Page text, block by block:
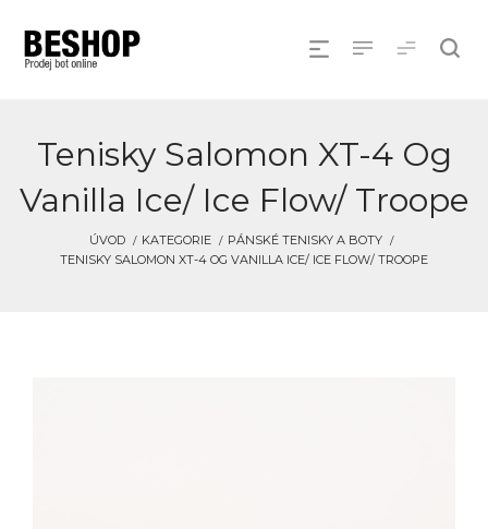
Tenisky Salomon XT-4 Og
Vanilla Ice/ Ice Flow/ Troope
ÚVOD KATEGORIE
PÁNSKÉ TENISKY A BOTY
TENISKY SALOMON XT-4 OG VANILLA ICE/ ICE FLOW/ TROOPE